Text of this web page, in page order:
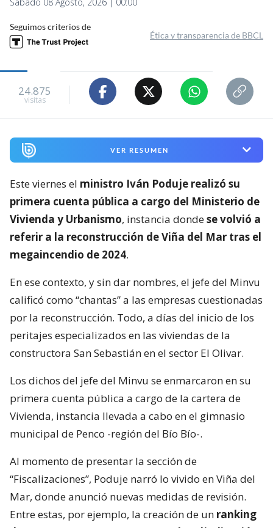
Seguimos criterios de
Ética y transparencia de BBCL
24.875
visitas
VER RESUMEN
Este viernes el ministro Iván Poduje realizó su
primera cuenta pública a cargo del Ministerio de
Vivienda y Urbanismo, instancia dondese volvió a
referir a la reconstrucción de Viña del Mar tras el
megaincendio de 2024.
En ese contexto, y sin dar nombres, el jefe del Minvu
calificó como “chantas” a las empresas cuestionadas
por la reconstrucción. Todo, a días del inicio de los
peritajes especializados en las viviendas de la
constructora San Sebastián en el sector El Olivar.
Los dichos del jefe del Minvu se enmarcaron en su
primera cuenta pública a cargo de la cartera de
Vivienda, instancia llevada a cabo en el gimnasio
municipal de Penco -región del Bío Bío-.
Al momento de presentar la sección de
“Fiscalizaciones”, Poduje narró lo vivido en Viña del
Mar, donde anunció nuevas medidas de revisión.
Entre estas, por ejemplo, la creación de un ranking